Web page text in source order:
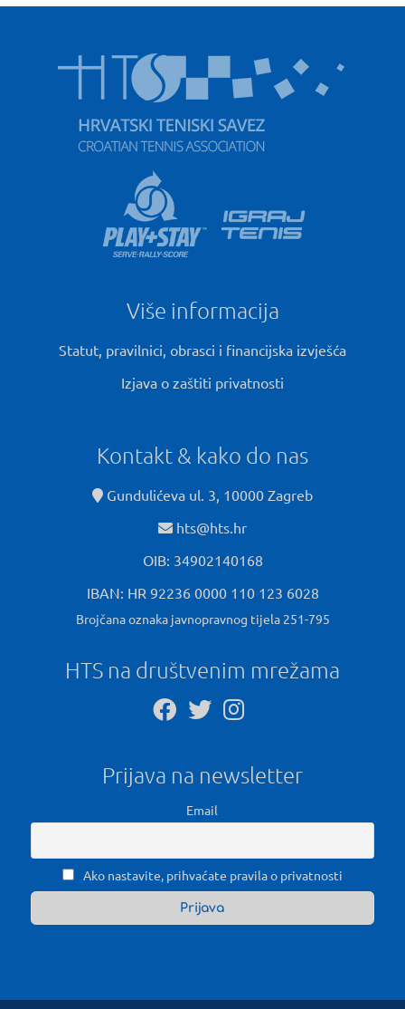
Više informacija
Statut, pravilnici, obrasci i financijska izvješća
Izjava o zaštiti privatnosti
Kontakt & kako do nas
Gundulićeva ul. 3, 10000 Zagreb
hts@hts.hr
OIB: 34902140168
IBAN: HR 92236 0000 110 123 6028
Brojčana oznaka javnopravnog tijela 251-795
HTS na društvenim mrežama
Prijava na newsletter
Email
Ako nastavite, prihvaćate pravila o privatnosti